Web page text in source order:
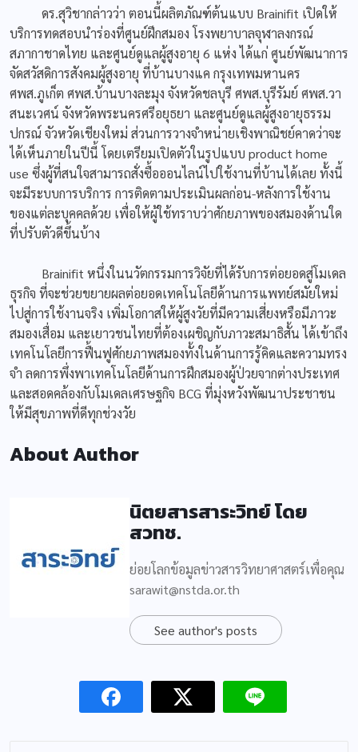
ดร.สุวิชากล่าวว่า ตอนนี้ผลิตภัณฑ์ต้นแบบ Brainifit เปิดให้
บริการทดสอบนำร่องที่ศูนย์ฝึกสมอง โรงพยาบาลจุฬาลงกรณ์
สภากาชาดไทย และศูนย์ดูแลผู้สูงอายุ 6 แห่ง ได้แก่ ศูนย์พัฒนาการ
จัดสวัสดิการสังคมผู้สูงอายุ ที่บ้านบางแค กรุงเทพมหานคร
ศพส.ภูเก็ต ศพส.บ้านบางละมุง จังหวัดชลบุรี ศพส.บุรีรัมย์ ศพส.วา
สนะเวศน์ จังหวัดพระนครศรีอยุธยา และศูนย์ดูแลผู้สูงอายุธรรม
ปกรณ์ จัวหวัดเชียงใหม่ ส่วนการวางจำหน่ายเชิงพาณิชย์คาดว่าจะ
ได้เห็นภายในปีนี้ โดยเตรียมเปิดตัวในรูปแบบ product home
use ซึ่งผู้ที่สนใจสามารถสั่งซื้อออนไลน์ไปใช้งานที่บ้านได้เลย ทั้งนี้
จะมีระบบการบริการ การติดตามประเมินผลก่อน-หลังการใช้งาน
ของแต่ละบุคคลด้วย เพื่อให้ผู้ใช้ทราบว่าศักยภาพของสมองด้านใด
ที่ปรับตัวดีขึ้นบ้าง
Brainifit หนึ่งในนวัตกรรมการวิจัยที่ได้รับการต่อยอดสู่โมเดล
ธุรกิจ ที่จะช่วยขยายผลต่อยอดเทคโนโลยีด้านการแพทย์สมัยใหม่
ไปสู่การใช้งานจริง เพิ่มโอกาสให้ผู้สูงวัยที่มีความเสี่ยงหรือมีภาวะ
สมองเสื่อม และเยาวชนไทยที่ต้องเผชิญกับภาวะสมาธิสั้น ได้เข้าถึง
เทคโนโลยีการฟื้นฟูศักยภาพสมองทั้งในด้านการรู้คิดและความทรง
จำ ลดการพึ่งพาเทคโนโลยีด้านการฝึกสมองผู้ป่วยจากต่างประเทศ
และสอดคล้องกับโมเดลเศรษฐกิจ BCG ที่มุ่งหวังพัฒนาประชาชน
ให้มีสุขภาพที่ดีทุกช่วงวัย
About Author
นิตยสารสาระวิทย์ โดย
สวทช.
ย่อยโลกข้อมูลข่าวสารวิทยาศาสตร์เพื่อคุณ
sarawit@nstda.or.th
See author's posts